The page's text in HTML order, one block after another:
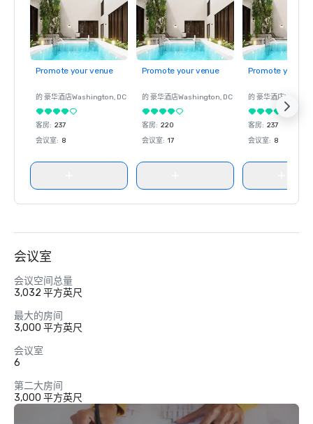
Promote your venue
的 豪华酒店Washington, DC
客房: 237
会议室: 8
Promote your venue
的 豪华酒店Washington, DC
客房: 220
会议室: 17
Promote your
的 豪华酒店
客房: 237
会议室: 8
会议室
会议空间总量
3,032 平方英尺
最大的房间
3,000 平方英尺
会议室
6
第二大房间
3,000 平方英尺